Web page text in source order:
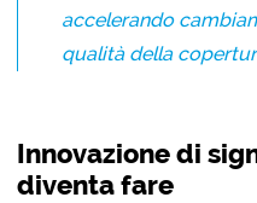
accelerando
qualità della
Innovazione di
diventa fare